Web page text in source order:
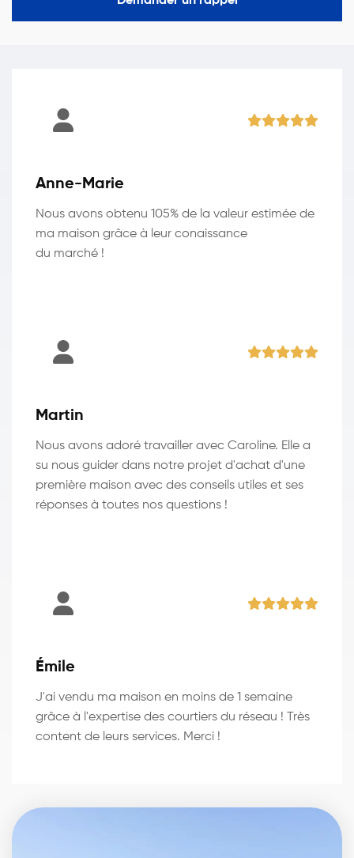
Anne-Marie
Nous avons obtenu 105% de la valeur estimée de
ma maison grâce à leur conaissance
du marché !
Martin
Nous avons adoré travailler avec Caroline. Elle a
su nous guider dans notre projet d'achat d'une
première maison avec des conseils utiles et ses
réponses à toutes nos questions !
Émile
J'ai vendu ma maison en moins de 1 semaine
grâce à l'expertise des courtiers du réseau ! Très
content de leurs services. Merci !